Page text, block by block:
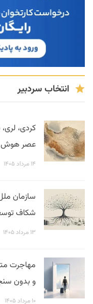
انتخاب سردبیر
کردی،
عصر هوش
۱۴ مرداد ۱۴۰۵
سازمان
شکاف
۱۳ مرداد ۱۴۰۵
مهاجرت
و بدون
۱۰ مرداد ۱۴۰۵